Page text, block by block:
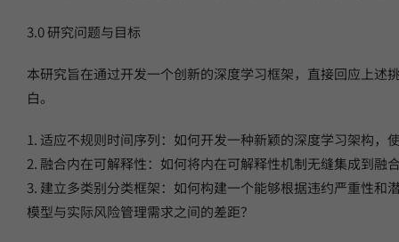
3.0 研究问题与目标
本研究旨在通过开发一个创新的深度学习框架，直接回应上
白。
1. 适应不规则时间序列：如何开发一种新颖的深度学习架构
2. 融合内在可解释性：如何将内在可解释性机制无缝集成到
3. 建立多类别分类框架：如何构建一个能够根据违约严重
模型与实际风险管理需求之间的差距？